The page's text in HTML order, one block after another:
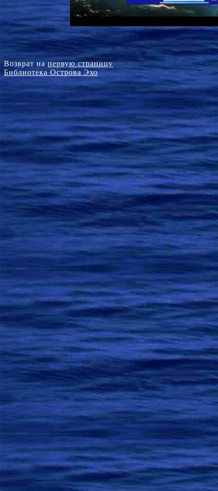
Мудрый
Так,  что
Волю
Сам  в
…
О,
В  каждой
И  в
Чье
Дао
… Дао
Земля  и  Небо
Всем  существам
Желать  и
Наимудрейший
Кузнечный  мех
В  его
Кто  без  умолку
Лишь  соблюдая
… соблюдая
Все  превращенья
Глазам
А  глубочайшее
Суть
Все
Возврат на первую страницу
Библиотека Острова Эхо